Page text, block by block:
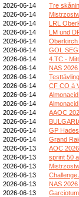
2026-06-14
Tre
2026-06-14
2026-06-14
LRL
2026-06-14
LM und
2026-06-14
Oberkirch
2026-06-14
GOL
2026-06-14
4.TC -
2026-06-14
NAS
2026-06-14
Testtävling
2026-06-14
CF CO à
2026-06-14
2026-06-14
2026-06-14
AAOC
2026-06-14
2026-06-14
GP
2026-06-14
Grand
2026-06-13
AOC
2026-06-13
sprint 50
2026-06-13
2026-06-13
2026-06-13
NAS
2026-06-13